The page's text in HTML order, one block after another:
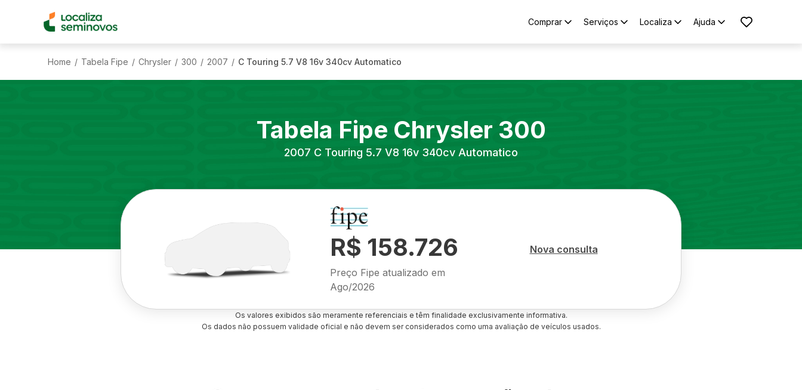
Comprar Serviços Localiza Ajuda
Home / Tabela Fipe / Chrysler / 300 / 2007 / C Touring 5.7 V8 16v 340cv Automatico
Tabela Fipe Chrysler 300
2007 C Touring 5.7 V8 16v 340cv Automatico
R$ 158.726
Preço Fipe atualizado em
Ago/2026
Nova consulta
Os valores exibidos são meramente referenciais e têm finalidade exclusivamente informativa.
Os dados não possuem validade oficial e não devem ser considerados como uma avaliação de veículos usados.